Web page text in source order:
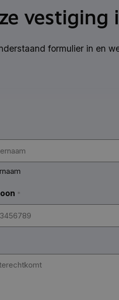
vestiging
formulier in en
*